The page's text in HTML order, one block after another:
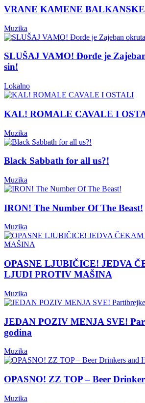
VRANE KAMENE BALKANSKE
Muzika
SLUŠAJ VAMO! Đorđe je
sin!
Lokalno
KAL! ROMALE CAVALE I
Muzika
Black Sabbath for all us?!
Muzika
IRON! The Number Of The Beast!
Muzika
OPASNE LJUBIČICE! JEDVA
LJUDI PROTIV MAŠINA
Muzika
JEDAN POZIV MENJA SVE!
godina
Muzika
OPASNO! ZZ TOP – Beer
Muzika